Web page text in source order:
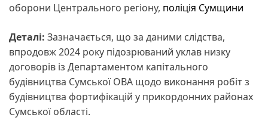
оборони Центрального регіону, поліція Сумщини
Деталі: Зазначається, що за даними слідства,
впродовж 2024 року підозрюваний уклав низку
договорів із Департаментом капітального
будівництва Сумської ОВА щодо виконання робіт з
будівництва фортифікацій у прикордонних районах
Сумської області.